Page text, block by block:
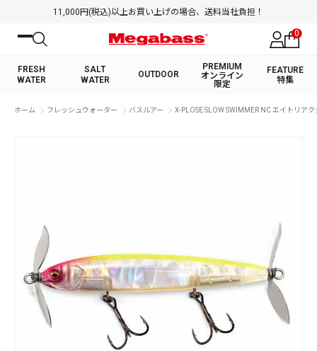
11,000円(税込)以上お買い上げの場合、送料当社負担！
0
FRESH
WATER
SALT
WATER
OUTDOOR
PREMIUM
オンライン
限定
FEATURE
特集
絞り込み検索
カテゴリ
PREMIUM オンライン限定
FRESH WATER
SALT WATER
ホーム フレッシュウォーター バスルアー X-PLOSE SLOW SWIMMER NC エイトリア